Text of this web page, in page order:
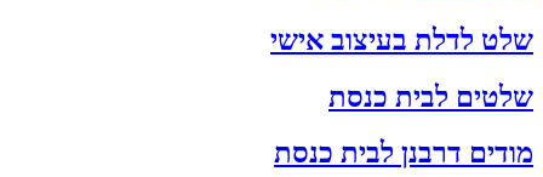
שלט לדלת בעיצוב אישי
שלטים לבית כנסת
מודים דרבנן לבית כנסת